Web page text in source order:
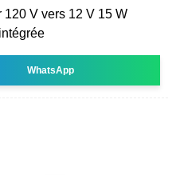
V vers 12 V 15 W
WhatsApp